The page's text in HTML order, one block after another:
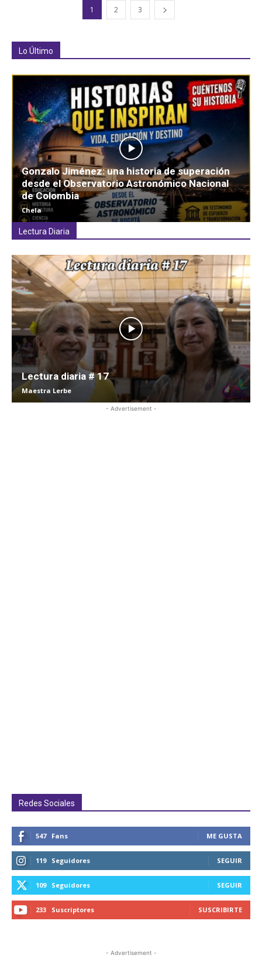
1 2 3
Lo Último
Gonzalo Jiménez: una historia de superación
desde el Observatorio Astronómico Nacional
de Colombia
Chela
Lectura Diaria
Lectura diaria # 17
Maestra Lerbe
- Advertisement -
Redes Sociales
547 Fans ME GUSTA
119 Seguidores SEGUIR
109 Seguidores SEGUIR
233 Suscriptores SUSCRIBIRTE
- Advertisement -